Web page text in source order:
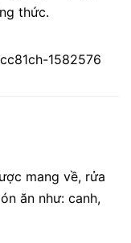
thức.
mang về, rửa
ăn như: canh,